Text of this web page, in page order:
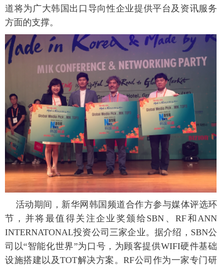
道将为广大韩国出口导向性企业提供平台及资讯服务
方面的支撑。
活动期间，新华网韩国频道合作方参与媒体评选环
节，并将最值得关注企业奖颁给SBN、RF和ANN
INTERNATONAL投资公司三家企业。据介绍，SBN公
司以“智能化世界”为口号，为顾客提供WIFI硬件基础
设施搭建以及TOT解决方案。RF公司作为一家专门研